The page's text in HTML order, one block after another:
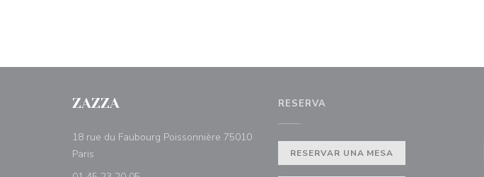
ZAZZA
18 rue du Faubourg Poissonnière 75010
Paris
RESERVA
RESERVAR UNA MESA